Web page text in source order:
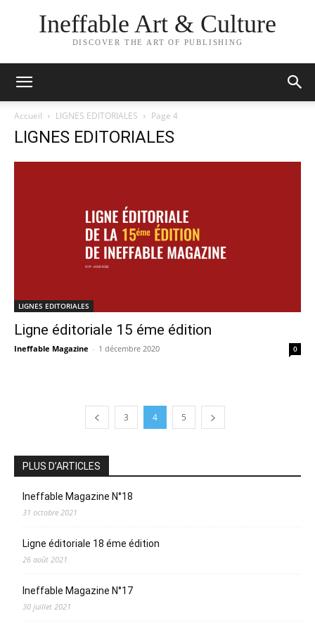
Ineffable Art & Culture
DISCOVER THE ART OF PUBLISHING
Accueil LIGNES EDITORIALES Page 4
LIGNES EDITORIALES
LIGNES EDITORIALES
Ligne éditoriale 15 éme édition
Ineffable Magazine - 1 décembre 2020 0
3 4 5
PLUS D’ARTICLES
Ineffable Magazine N°18
31 octobre 2021
Ligne éditoriale 18 éme édition
26 août 2021
Ineffable Magazine N°17
30 juillet 2021